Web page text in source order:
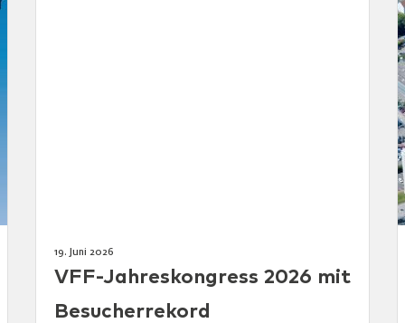
19. Juni 2026
VFF-Jahreskongress 2026 mit
Besucherrekord